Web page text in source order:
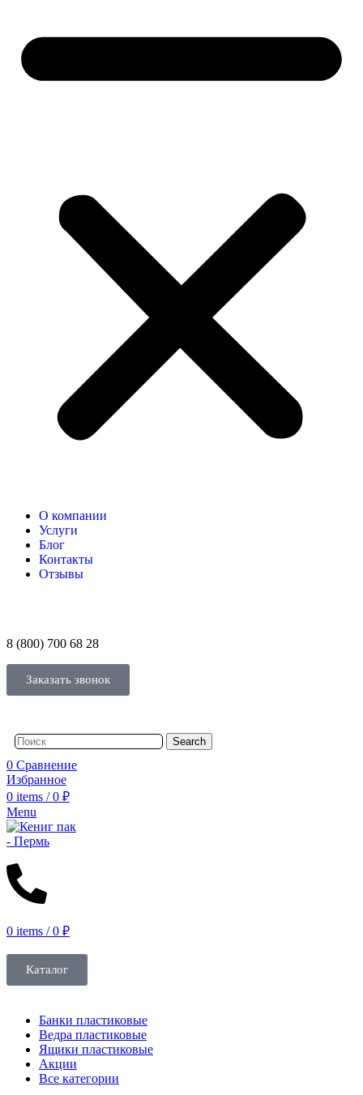
О компании
Услуги
Блог
Контакты
Отзывы
8 (800) 700 68 28
Заказать звонок
Search
0 Сравнение
Избранное
0 items / 0 ₽
Menu
0 items / 0 ₽
Каталог
Банки пластиковые
Ведра пластиковые
Ящики пластиковые
Акции
Все категории